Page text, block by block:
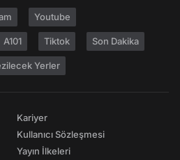
Youtube
A101 Tiktok Son Dakika
Yerler
Kariyer
Kullanıcı Sözleşmesi
Yayın İlkeleri